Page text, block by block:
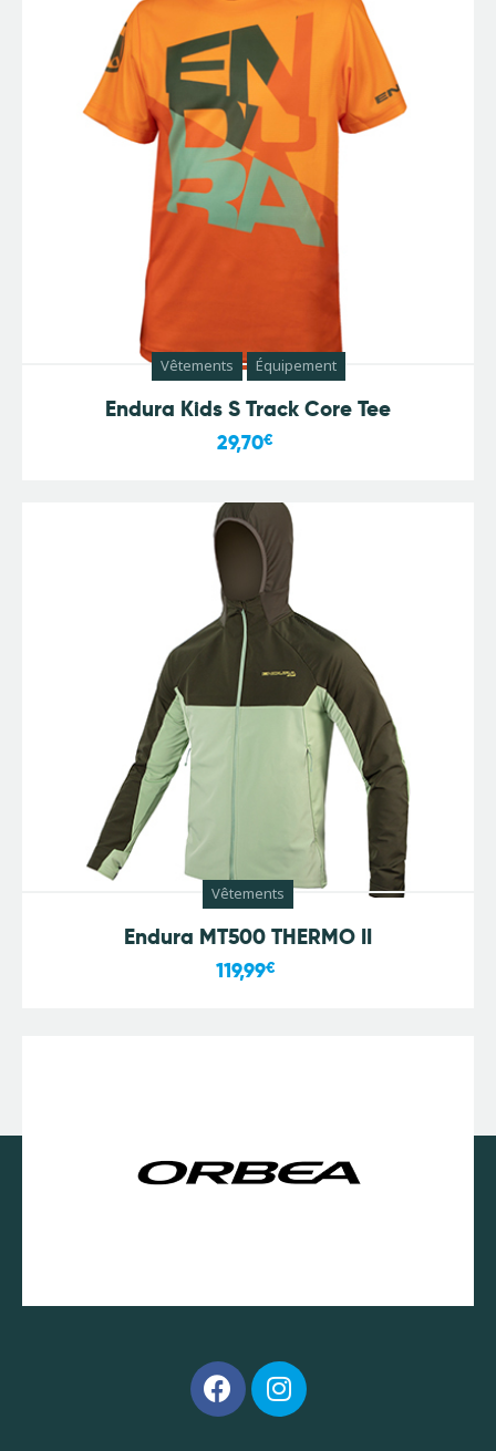
Vêtements Équipement
Endura Kids S Track Core Tee
29,70€
Vêtements
Endura MT500 THERMO II
119,99€